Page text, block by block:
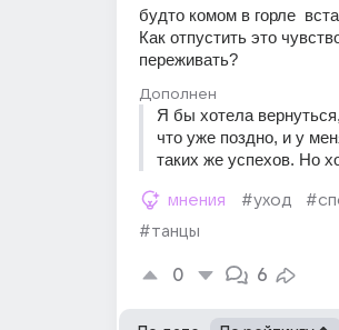
будто комом в горле
Как отпустить это
переживать?
Дополнен
Я бы хотела
что уже поздно, и у
таких же успехов. Но
мнения #уход
#танцы
0 6